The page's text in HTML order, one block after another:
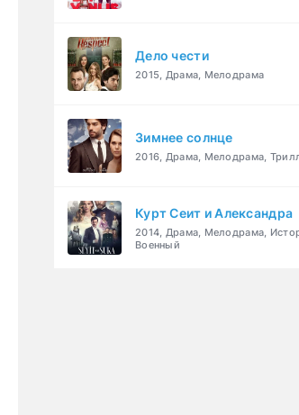
Дело чести
2015, Драма, Мелодрама
Зимнее солнце
2016, Драма, Мелодрама,
Курт Сеит и Александра
2014, Драма, Мелодрама,
Военный